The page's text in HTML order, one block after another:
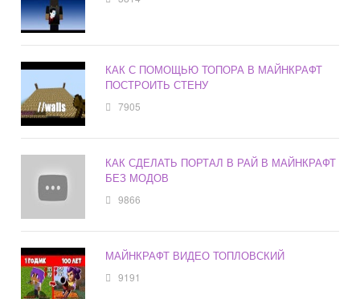
КАК С ПОМОЩЬЮ ТОПОРА В МАЙНКРАФТ
ПОСТРОИТЬ СТЕНУ
7905
КАК СДЕЛАТЬ ПОРТАЛ В РАЙ В МАЙНКРАФТ
БЕЗ МОДОВ
9866
МАЙНКРАФТ ВИДЕО ТОПЛОВСКИЙ
9191